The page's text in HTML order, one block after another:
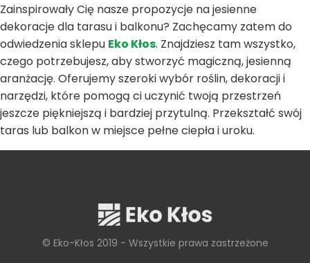
Zainspirowały Cię nasze propozycje na jesienne
dekoracje dla tarasu i balkonu? Zachęcamy zatem do
odwiedzenia sklepu Eko Kłos. Znajdziesz tam wszystko,
czego potrzebujesz, aby stworzyć magiczną, jesienną
aranżację. Oferujemy szeroki wybór roślin, dekoracji i
narzędzi, które pomogą ci uczynić twoją przestrzeń
jeszcze piękniejszą i bardziej przytulną. Przekształć swój
taras lub balkon w miejsce pełne ciepła i uroku.
© Eko-Kłos 2019 - Wszystkie prawa zastrzeżone